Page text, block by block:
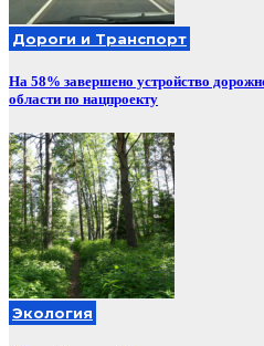
Дороги и Транспорт
На 58% завершено устройство
области по нацпроекту
Экология